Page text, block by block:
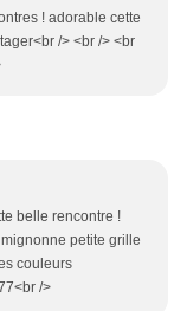
! adorable cette
/> <br /> <br
belle rencontre !
petite grille
couleurs
/>